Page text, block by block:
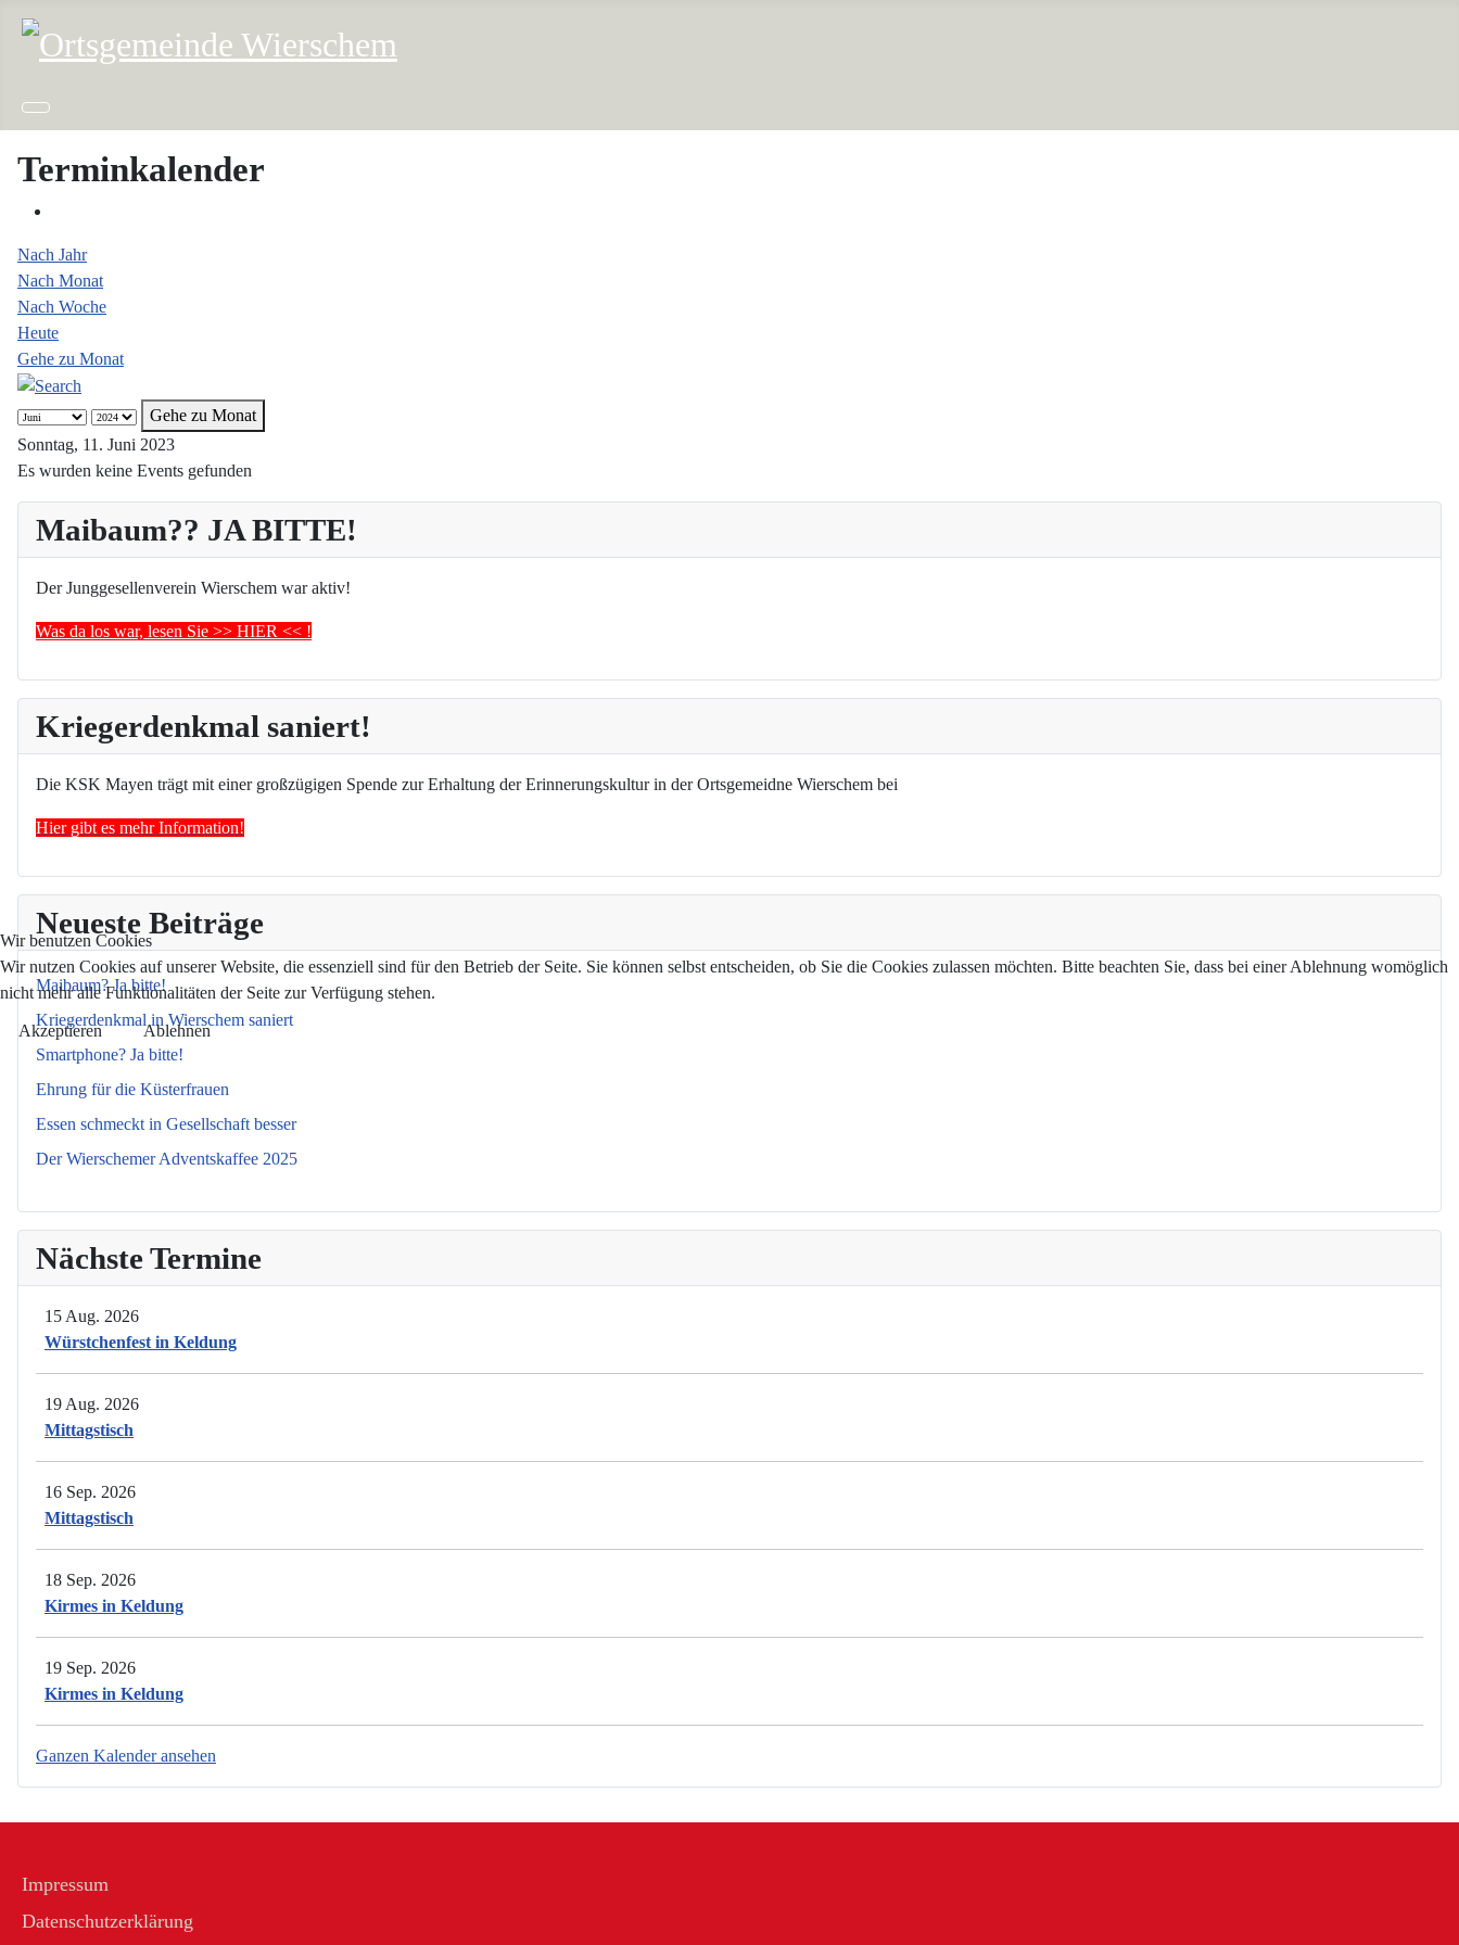
Maibaum?? JA BITTE!
Der Junggesellenverein Wierschem war aktiv!
Was da los war, lesen Sie >> HIER << !
Kriegerdenkmal saniert!
Die KSK Mayen trägt mit einer großzügigen Spende zur Erhaltung der Erinnerungskultur in der Ortsgemeidne Wierschem bei
Hier gibt es mehr Information!
Neueste Beiträge
Maibaum? Ja bitte!
Kriegerdenkmal in Wierschem saniert
Smartphone? Ja bitte!
Ehrung für die Küsterfrauen
Essen schmeckt in Gesellschaft besser
Der Wierschemer Adventskaffee 2025
Nächste Termine
15 Aug. 2026
Würstchenfest in Keldung
19 Aug. 2026
Mittagstisch
16 Sep. 2026
Mittagstisch
18 Sep. 2026
Kirmes in Keldung
19 Sep. 2026
Kirmes in Keldung
Ganzen Kalender ansehen
Terminkalender
Nach Jahr
Nach Monat
Nach Woche
Heute
Gehe zu Monat
Gehe zu Monat
Sonntag, 11. Juni 2023
Es wurden keine Events gefunden
Impressum
Datenschutzerklärung
Wir benutzen Cookies
Wir nutzen Cookies auf unserer Website, die essenziell sind für den Betrieb der Seite. Sie können selbst entscheiden, ob Sie die Cookies zulassen möchten. Bitte beachten Sie, dass bei einer Ablehnung womöglich
nicht mehr alle Funktionalitäten der Seite zur Verfügung stehen.
Akzeptieren Ablehnen